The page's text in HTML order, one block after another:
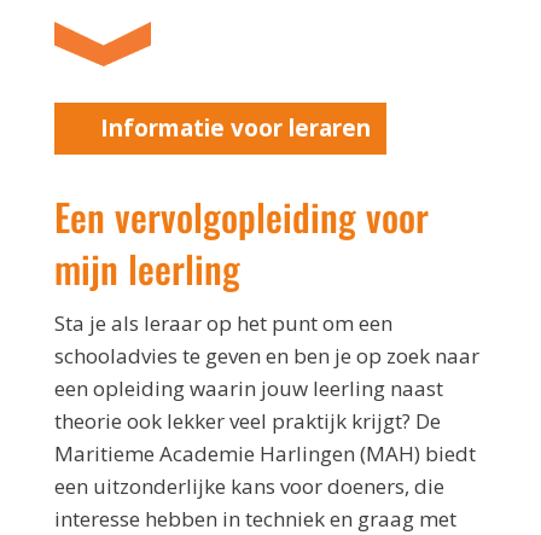
Informatie voor leraren
Een vervolgopleiding voor
mijn leerling
Sta je als leraar op het punt om een
schooladvies te geven en ben je op zoek naar
een opleiding waarin jouw leerling naast
theorie ook lekker veel praktijk krijgt? De
Maritieme Academie Harlingen (MAH) biedt
een uitzonderlijke kans voor doeners, die
interesse hebben in techniek en graag met